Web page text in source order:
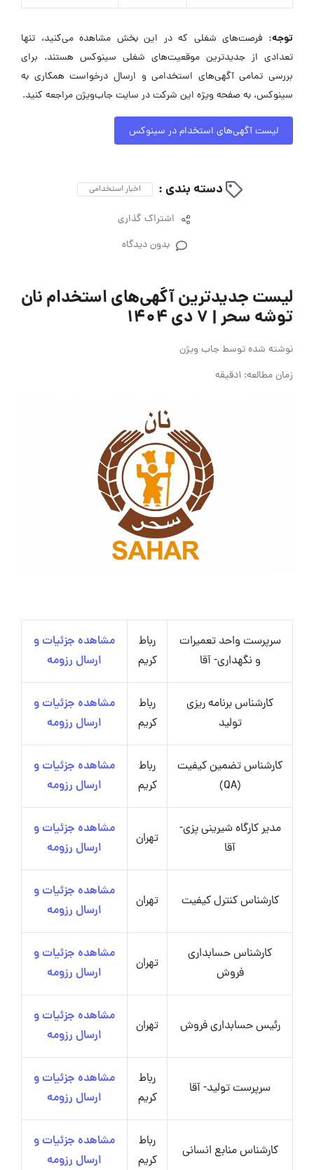
توجه: فرصت‌های شغلی که در این بخش مشاهده می‌کنید، تنها
تعدادی از جدیدترین موقعیت‌های شغلی سینوکس هستند. برای
بررسی تمامی آگهی‌های استخدامی و ارسال درخواست همکاری به
سینوکس، به صفحه ویژه این شرکت در سایت جاب‌ویژن مراجعه کنید.
لیست آگهی‌های استخدام در سینوکس
دسته بندی : اخبار استخدامی
اشتراک گذاری
بدون دیدگاه
لیست جدیدترین آگهی‌های استخدام نان
توشه سحر | ۷ دی ۱۴۰۴
نوشته شده توسطجاب ویژن
زمان مطالعه: 1دقیقه
سرپرست واحد تعمیرات
و نگهداری- آقا
رباط
کریم
مشاهده جزئیات و
ارسال رزومه
کارشناس برنامه ریزی
تولید
رباط
کریم
مشاهده جزئیات و
ارسال رزومه
کارشناس تضمین کیفیت
(QA)
رباط
کریم
مشاهده جزئیات و
ارسال رزومه
مدیر کارگاه شیرینی پزی-
آقا
تهران
مشاهده جزئیات و
ارسال رزومه
کارشناس کنترل کیفیت تهران
مشاهده جزئیات و
ارسال رزومه
کارشناس حسابداری
فروش
تهران
مشاهده جزئیات و
ارسال رزومه
رئیس حسابداری فروش تهران
مشاهده جزئیات و
ارسال رزومه
سرپرست تولید- آقا
رباط
کریم
مشاهده جزئیات و
ارسال رزومه
کارشناس منابع انسانی
رباط
کریم
مشاهده جزئیات و
ارسال رزومه